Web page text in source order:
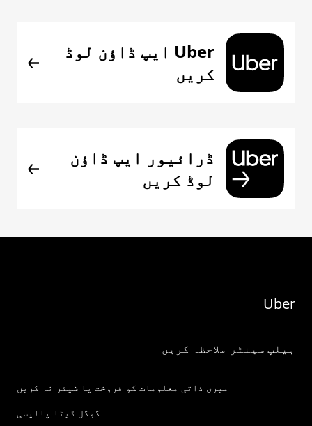
Uber ایپ ڈاؤن لوڈ
کریں
ڈرائیور ایپ ڈاؤن
لوڈ کریں
Uber
ہیلپ سینٹر ملاحظہ کریں
میری ذاتی معلومات کو فروخت یا شیئر نہ کریں
گوگل ڈیٹا پالیسی